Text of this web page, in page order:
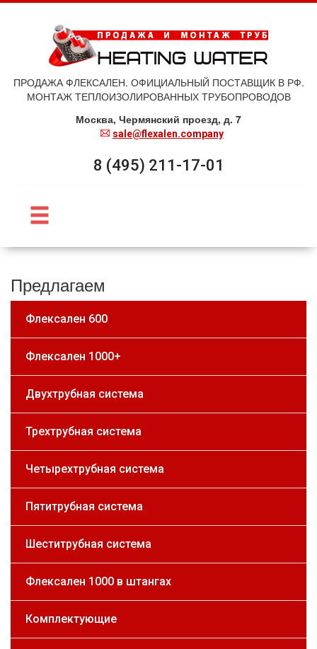
ПРОДАЖА ФЛЕКСАЛЕН. ОФИЦИАЛЬНЫЙ ПОСТАВЩИК В РФ.
МОНТАЖ ТЕПЛОИЗОЛИРОВАННЫХ ТРУБОПРОВОДОВ
Москва, Чермянский проезд, д. 7
sale@flexalen.company
8 (495) 211-17-01
Предлагаем
Флексален 600
Флексален 1000+
Двухтрубная система
Трехтрубная система
Четырехтрубная система
Пятитрубная система
Шеститрубная система
Флексален 1000 в штангах
Комплектующие